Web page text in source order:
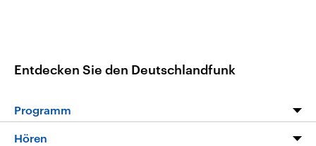
Entdecken Sie den Deutschlandfunk
Programm
Programm
Hören